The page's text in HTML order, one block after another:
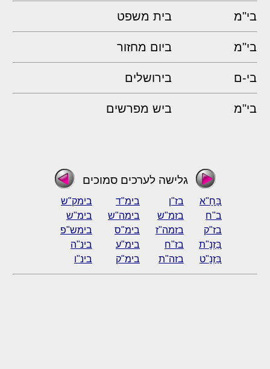
בי"מ בית משפט
בי"מ ביום מחזור
בי-ם בירושלים
בי"מ ביש מפרשים
גלישה לערכים סמוכים
בָּחָ"א בז"ן בימ"ד
בימק"ש
ב"ח
בזמ"ש בימה"ש
בימ"ש
בז"ק
בזמה"ז בימ"ס
בימש"פ
בַּזְנָ"ת
בז"ח בימ"ע
בינ"ה
בַּזְנָ"ט
בזה"ת בימ"ק בינ"ו